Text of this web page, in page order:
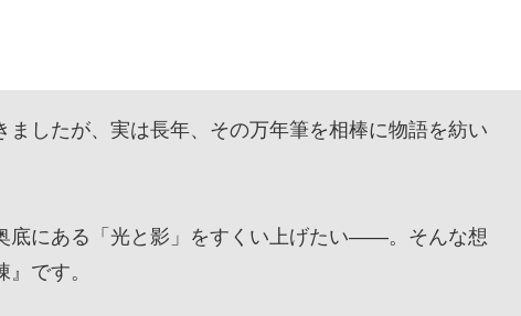
したが、実は長年、その万年筆を相棒に物語を紡い
底にある「光と影」をすくい上げたい——。そんな想
です。